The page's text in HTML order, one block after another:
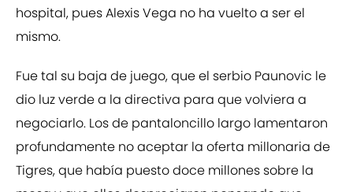
hospital, pues Alexis Vega no ha vuelto a ser el
mismo.
Fue tal su baja de juego, que el serbio Paunovic le
dio luz verde a la directiva para que volviera a
negociarlo. Los de pantaloncillo largo lamentaron
profundamente no aceptar la oferta millonaria de
Tigres, que había puesto doce millones sobre la